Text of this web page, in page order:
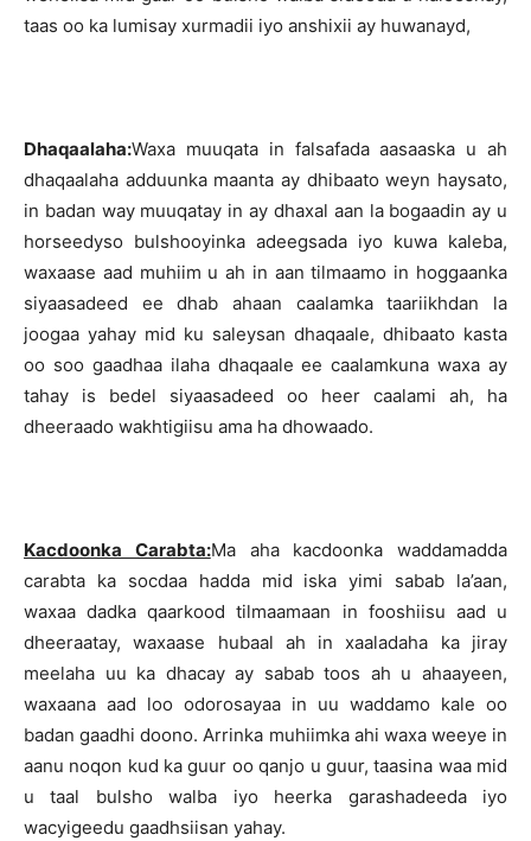
taas oo ka lumisay xurmadii iyo anshixii ay huwanayd,
Dhaqaalaha:Waxa muuqata in falsafada aasaaska u ah
dhaqaalaha adduunka maanta ay dhibaato weyn haysato,
in badan way muuqatay in ay dhaxal aan la bogaadin ay u
horseedyso bulshooyinka adeegsada iyo kuwa kaleba,
waxaase aad muhiim u ah in aan tilmaamo in hoggaanka
siyaasadeed ee dhab ahaan caalamka taariikhdan la
joogaa yahay mid ku saleysan dhaqaale, dhibaato kasta
oo soo gaadhaa ilaha dhaqaale ee caalamkuna waxa ay
tahay is bedel siyaasadeed oo heer caalami ah, ha
dheeraado wakhtigiisu ama ha dhowaado.
Kacdoonka Carabta:Ma aha kacdoonka waddamadda
carabta ka socdaa hadda mid iska yimi sabab la’aan,
waxaa dadka qaarkood tilmaamaan in fooshiisu aad u
dheeraatay, waxaase hubaal ah in xaaladaha ka jiray
meelaha uu ka dhacay ay sabab toos ah u ahaayeen,
waxaana aad loo odorosayaa in uu waddamo kale oo
badan gaadhi doono. Arrinka muhiimka ahi waxa weeye in
aanu noqon kud ka guur oo qanjo u guur, taasina waa mid
u taal bulsho walba iyo heerka garashadeeda iyo
wacyigeedu gaadhsiisan yahay.